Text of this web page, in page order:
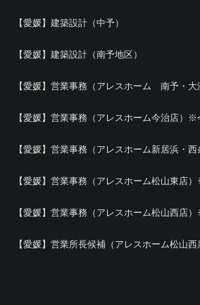
【愛媛】建築設計（中予）
【愛媛】建築設計（南予地区）
【愛媛】営業事務（アレスホーム 南予・
【愛媛】営業事務（アレスホーム今治店）※
【愛媛】営業事務（アレスホーム新居浜・
【愛媛】営業事務（アレスホーム松山東店
【愛媛】営業事務（アレスホーム松山西店
【愛媛】営業所長候補（アレスホーム松山西